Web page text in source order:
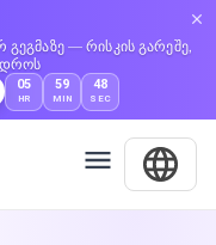
— რისკის გარეშე,
დროს
05
HR
59
MIN
47
SEC